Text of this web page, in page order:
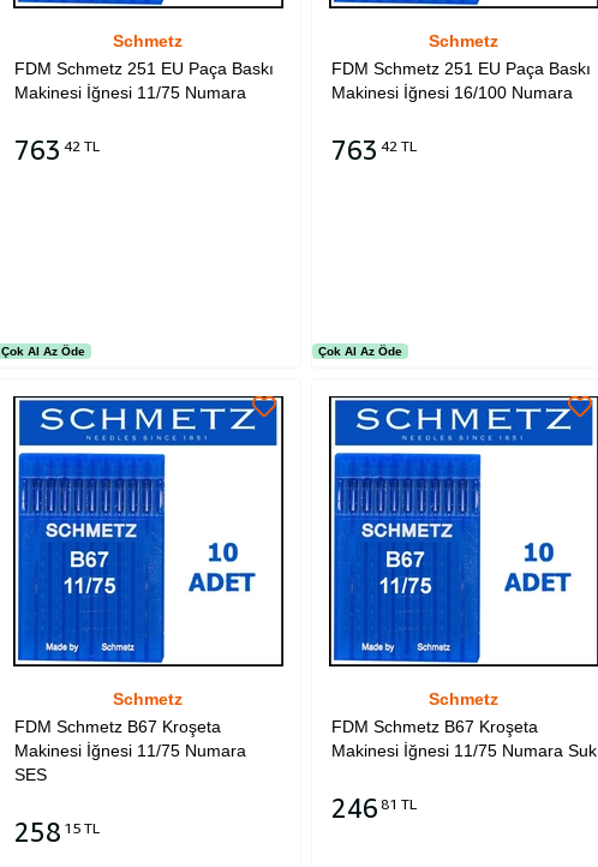
Schmetz
FDM Schmetz 251 EU Paça Baskı
Makinesi İğnesi 11/75 Numara
763 42 TL
Çok Al Az Öde
Schmetz
FDM Schmetz 251 EU Paça Baskı
Makinesi İğnesi 16/100 Numara
763 42 TL
Çok Al Az Öde
Schmetz
FDM Schmetz B67 Kroşeta
Makinesi İğnesi 11/75 Numara
SES
258 15 TL
Schmetz
FDM Schmetz B67 Kroşeta
Makinesi İğnesi 11/75 Numara Suk
246 81 TL